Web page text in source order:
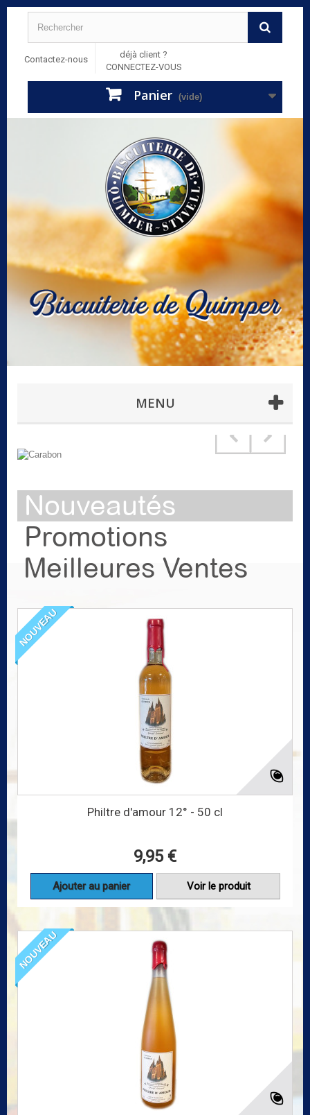
Contactez-nous
déjà client ?
CONNECTEZ-VOUS
Panier (vide)
MENU
Nouveautés
Promotions
Meilleures Ventes
NOUVEAU
Philtre d'amour 12° - 50 cl
9,95 €
Ajouter au panier Voir le produit
NOUVEAU